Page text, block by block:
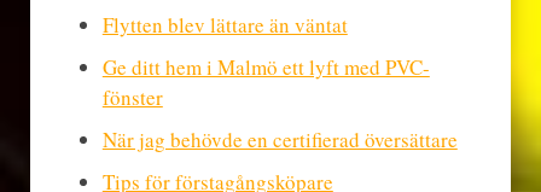
Flytten blev lättare än väntat
Ge ditt hem i Malmö ett lyft med PVC-
fönster
När jag behövde en certifierad översättare
Tips för förstagångsköpare